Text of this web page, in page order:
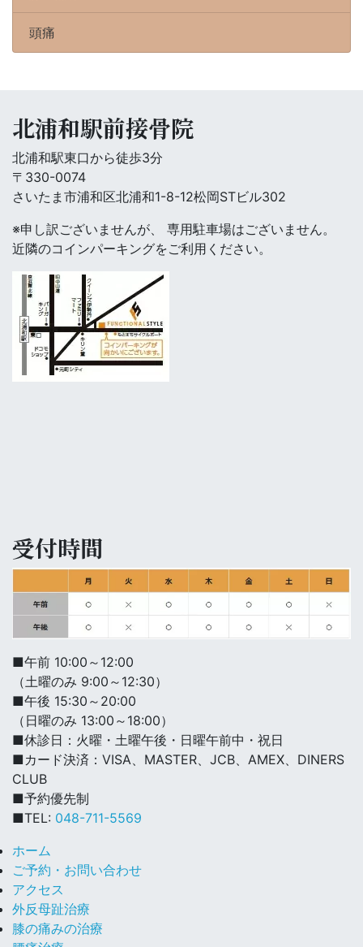
頭痛
北浦和駅前接骨院
北浦和駅東口から徒歩3分
〒330-0074
さいたま市浦和区北浦和1-8-12松岡STビル302
※申し訳ございませんが、 専用駐車場はございません。
近隣のコインパーキングをご利用ください。
受付時間
■午前 10:00～12:00
（土曜のみ 9:00～12:30）
■午後 15:30～20:00
（日曜のみ 13:00～18:00）
■休診日：火曜・土曜午後・日曜午前中・祝日
■カード決済：VISA、MASTER、JCB、AMEX、DINERS
CLUB
■予約優先制
■TEL: 048-711-5569
ホーム
ご予約・お問い合わせ
アクセス
外反母趾治療
膝の痛みの治療